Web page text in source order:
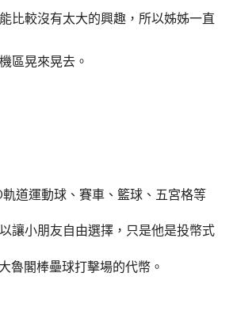
比較沒有太大的興趣，所以姊姊一直
區晃來晃去。
道運動球、賽車 、籃球、五宮格等
讓小朋友自由選擇，只是他是投幣式
大魯閣棒壘球打擊場的代幣。